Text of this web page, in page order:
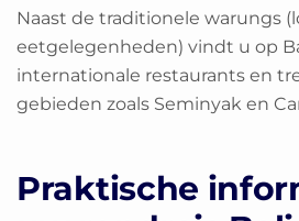
Naast de traditionele warungs
eetgelegenheden) vindt u op
internationale restaurants en
gebieden zoals Seminyak en
Praktische